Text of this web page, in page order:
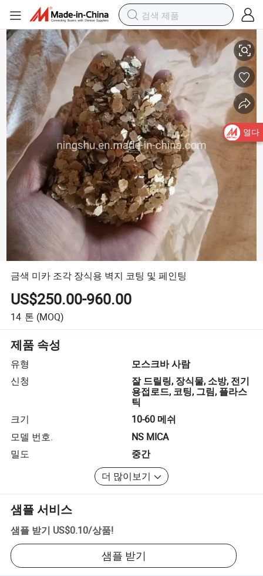
금색 미카 조각 장식용 벽지 코팅 및 페인팅
금색 미카 조각 장식용 벽지 코팅 및 페인팅
US$250.00-960.00
14 톤 (MOQ)
제품 속성
유형
모스크바 사람
신청
잘 드릴링, 장식물, 소방, 전기
용접로드, 코팅, 그림, 플라스
틱
크기
10-60 메쉬
모델 번호.
NS MICA
밀도
중간
더 많이보기
샘플 서비스
샘플 받기 US$0.10/상품!
샘플 받기
열다